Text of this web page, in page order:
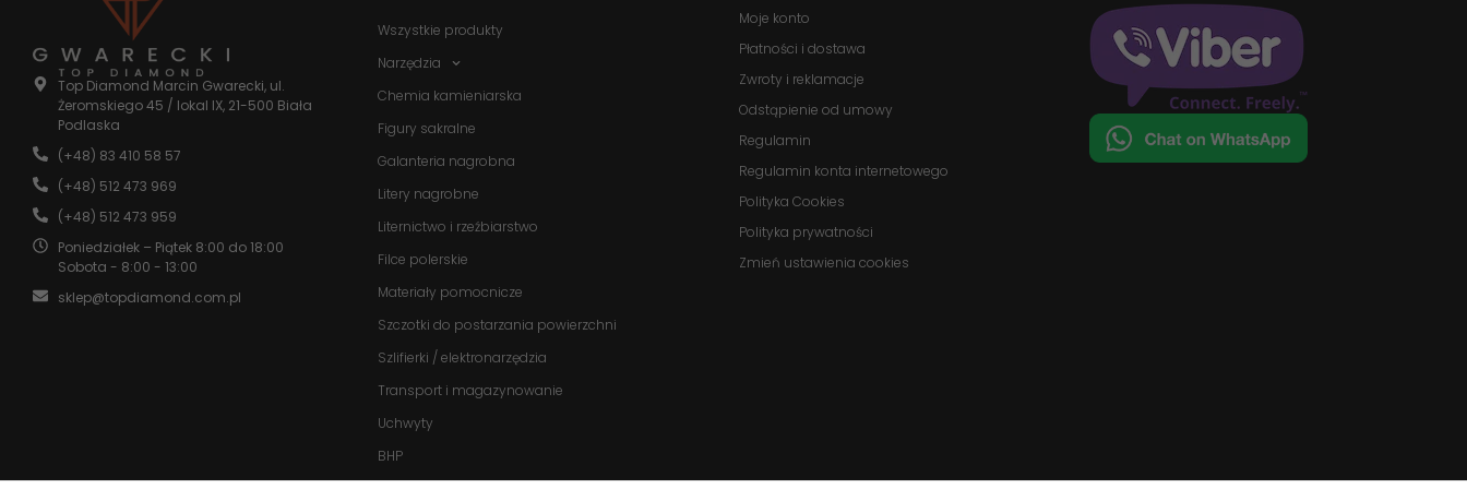
Top Diamond Marcin Gwarecki, ul.
Żeromskiego 45 / lokal IX, 21-500 Biała
Podlaska
(+48) 83 410 58 57
(+48) 512 473 969
(+48) 512 473 959
Poniedziałek – Piątek 8:00 do 18:00
Sobota - 8:00 - 13:00
sklep@topdiamond.com.pl
Wszystkie produkty
Narzędzia
Chemia kamieniarska
Figury sakralne
Galanteria nagrobna
Litery nagrobne
Liternictwo i rzeźbiarstwo
Filce polerskie
Materiały pomocnicze
Szczotki do postarzania powierzchni
Szlifierki / elektronarzędzia
Transport i magazynowanie
Uchwyty
BHP
Moje konto
Płatności i dostawa
Zwroty i reklamacje
Odstąpienie od umowy
Regulamin
Regulamin konta internetowego
Polityka Cookies
Polityka prywatności
Zmień ustawienia cookies
Statystyka
poprawić
funkcjonalność
i strukturę
internetowej,
na podstawie
tego, jak
strona jest
używana.
podczas